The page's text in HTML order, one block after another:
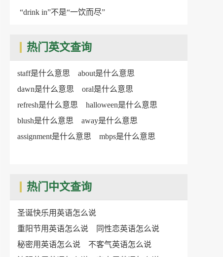
“drink in”不是“一饮而尽”
热门英文查询
staff是什么意思
about是什么意思
dawn是什么意思
oral是什么意思
refresh是什么意思
halloween是什么意思
blush是什么意思
away是什么意思
assignment是什么意思
mbps是什么意思
热门中文查询
圣诞快乐用英语怎么说
重阳节用英语怎么说
同性恋英语怎么说
秘密用英语怎么说
不客气英语怎么说